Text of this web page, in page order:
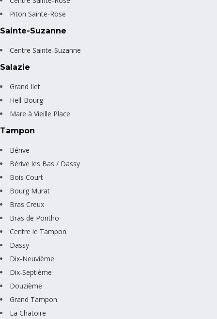
Piton Sainte-Rose
Sainte-Suzanne
Centre Sainte-Suzanne
Salazie
Grand Ilet
Hell-Bourg
Mare à Vieille Place
Tampon
Bérive
Bérive les Bas / Dassy
Bois Court
Bourg Murat
Bras Creux
Bras de Pontho
Centre le Tampon
Dassy
Dix-Neuvième
Dix-Septième
Douzième
Grand Tampon
La Chatoire